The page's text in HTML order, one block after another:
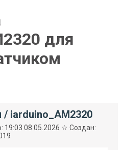
для
/ iarduino_AM2320
19:03 08.05.2026 ☆ Создан: